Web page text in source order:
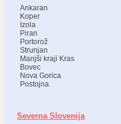
Ankaran
Koper
Izola
Piran
Portorož
Strunjan
Manjši kraji Kras
Bovec
Nova Gorica
Postojna
Severna Slovenija